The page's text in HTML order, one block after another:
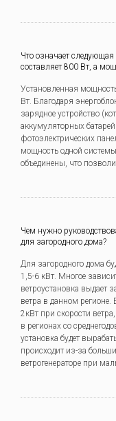
Что означает
составляет 800 Вт, а
Установленная
Вт. Благодаря
зарядное устройство
аккумуляторных
фотоэлектрических
мощность одной
объединены, что
Чем нужно
для загородного дома?
Для загородного дома
1,5-6 кВт. Многое
ветроустановка выдает
ветра в данном регионе.
2кВт при скорости
в регионах со
установка будет
происходит из-за
ветрогенераторе при